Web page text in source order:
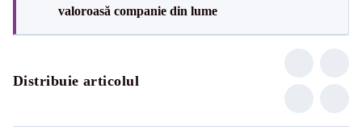
valoroasă companie din lume
Distribuie articolul